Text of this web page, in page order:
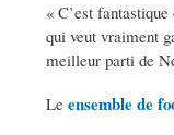
« C’est
qui veut vraiment
meilleur parti de
Le ensemble de